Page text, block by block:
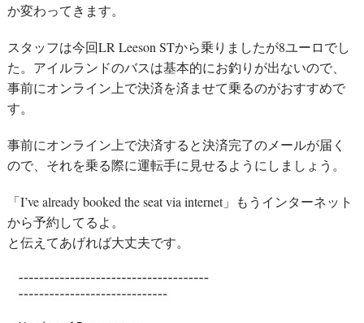
か変わってきます。
スタッフは今回LR Leeson STから乗りましたが8ユーロでし
た。アイルランドのバスは基本的にお釣りが出ないので、
事前にオンライン上で決済を済ませて乗るのがおすすめで
す。
事前にオンライン上で決済すると決済完了のメールが届く
ので、それを乗る際に運転手に見せるようにしましょう。
「I’ve already booked the seat via internet」もうインターネット
から予約してるよ。
と伝えてあげれば大丈夫です。